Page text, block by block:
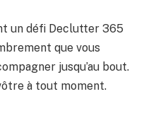
un défi Declutter 365
que vous
jusqu’au bout.
à tout moment.